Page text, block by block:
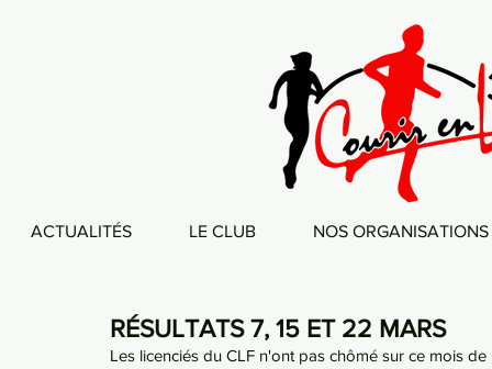
ACTUALITÉS LE CLUB NOS ORGANISATIONS
RÉSULTATS 7, 15 ET 22 MARS
Les licenciés du CLF n'ont pas chômé sur ce mois de